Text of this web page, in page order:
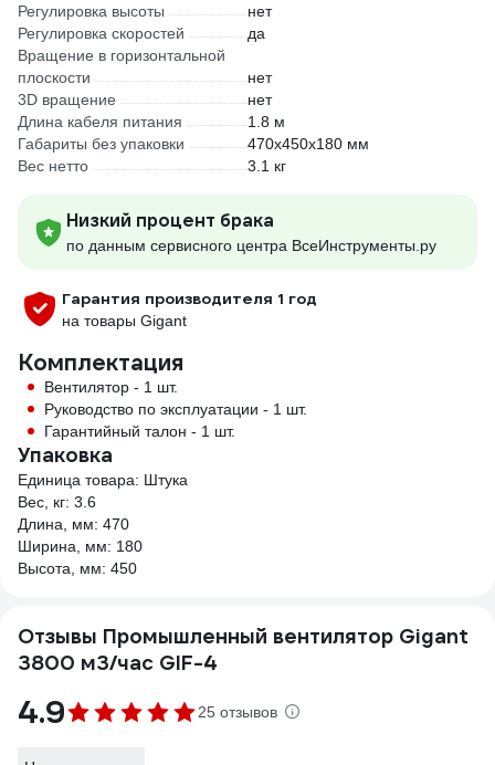
Регулировка высоты
нет
Регулировка скоростей
да
Вращение в горизонтальной
плоскости
нет
3D вращение
нет
Длина кабеля питания
1.8 м
Габариты без упаковки
470х450х180 мм
Вес нетто
3.1 кг
Низкий процент брака
по данным сервисного центра ВсеИнструменты.ру
Гарантия производителя 1 год
на товары Gigant
Комплектация
Вентилятор - 1 шт.
Руководство по эксплуатации - 1 шт.
Гарантийный талон - 1 шт.
Упаковка
Единица товара: Штука
Вес, кг: 3.6
Длина, мм: 470
Ширина, мм: 180
Высота, мм: 450
Отзывы Промышленный вентилятор Gigant
3800 м3/час GIF-4
4.9 25 отзывов